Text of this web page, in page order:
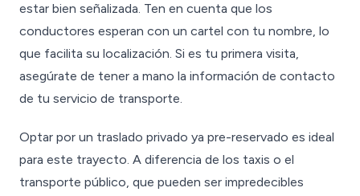
estar bien señalizada. Ten en cuenta que los
conductores esperan con un cartel con tu nombre, lo
que facilita su localización. Si es tu primera visita,
asegúrate de tener a mano la información de contacto
de tu servicio de transporte.
Optar por un traslado privado ya pre-reservado es ideal
para este trayecto. A diferencia de los taxis o el
transporte público, que pueden ser impredecibles